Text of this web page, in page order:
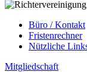
Büro / Kontakt
Fristenrechner
Nützliche
Mitgliedschaft